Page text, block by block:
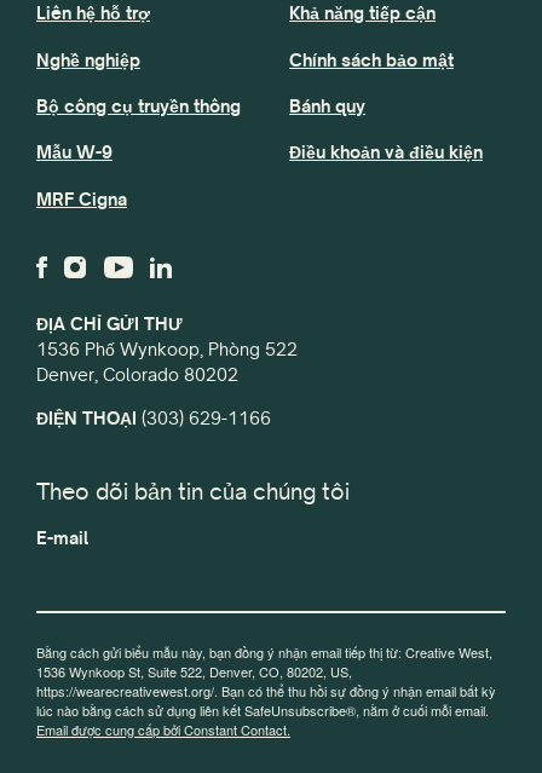
ĐỊA CHỈ GỬI THƯ
1536 Phố Wynkoop, Phòng 522
Denver, Colorado 80202
ĐIỆN THOẠI (303) 629-1166
Liên hệ hỗ trợ
Nghề nghiệp
Bộ công cụ truyền thông
Mẫu W-9
MRF Cigna
Khả năng tiếp cận
Chính sách bảo mật
Bánh quy
Điều khoản và điều kiện
Theo dõi bản tin của chúng tôi
E-mail
Bằng cách gửi biểu mẫu này, bạn đồng ý nhận email tiếp thị từ: Creative West,
1536 Wynkoop St, Suite 522, Denver, CO, 80202, US,
https://wearecreativewest.org/. Bạn có thể thu hồi sự đồng ý nhận email bất kỳ
lúc nào bằng cách sử dụng liên kết SafeUnsubscribe®, nằm ở cuối mỗi email.
Email được cung cấp bởi Constant Contact.